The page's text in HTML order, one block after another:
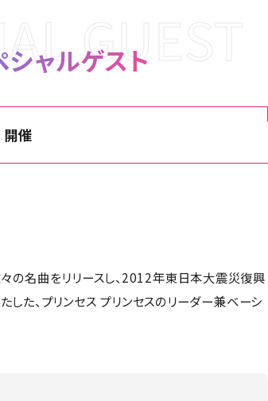
GUEST
シャルゲスト
催
々の名曲をリリースし、2012年東日本大震災復興
た、プリンセス プリンセスのリーダー兼ベーシ